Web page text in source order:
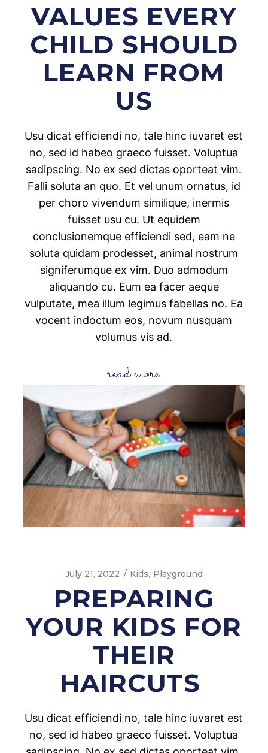
VALUES EVERY
CHILD SHOULD
LEARN FROM
US
Usu dicat efficiendi no, tale hinc iuvaret est
no, sed id habeo graeco fuisset. Voluptua
sadipscing. No ex sed dictas oporteat vim.
Falli soluta an quo. Et vel unum ornatus, id
per choro vivendum similique, inermis
fuisset usu cu. Ut equidem
conclusionemque efficiendi sed, eam ne
soluta quidam prodesset, animal nostrum
signiferumque ex vim. Duo admodum
aliquando cu. Eum ea facer aeque
vulputate, mea illum legimus fabellas no. Ea
vocent indoctum eos, novum nusquam
volumus vis ad.
read more
July 21, 2022 Kids Playground
PREPARING
YOUR KIDS FOR
THEIR
HAIRCUTS
Usu dicat efficiendi no, tale hinc iuvaret est
no, sed id habeo graeco fuisset. Voluptua